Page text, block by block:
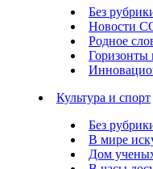
Без
Новости
Родное
Горизонты
Культура и спорт
Без
В мире
Дом